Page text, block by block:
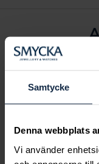
Samtycke
Denna webbplats
Vi använder
Alingsås
Arvidsjaur
Eksjö
Fagersta